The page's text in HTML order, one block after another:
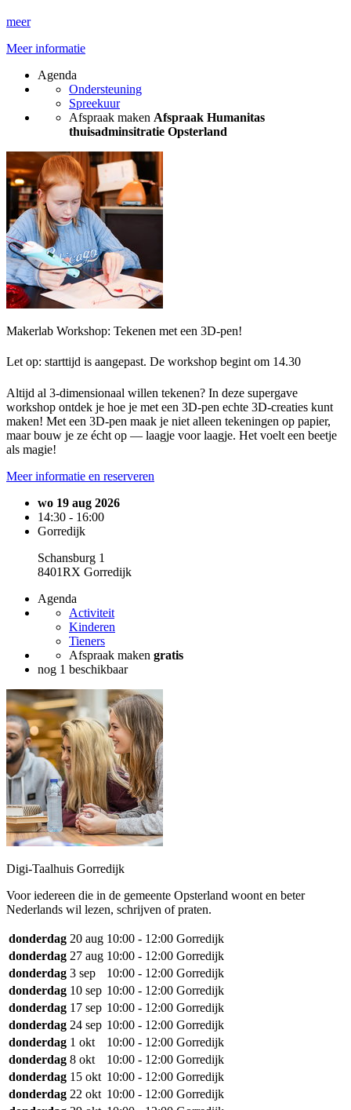
meer
Meer informatie
Agenda
Ondersteuning
Spreekuur
Afspraak maken Afspraak Humanitas
thuisadminsitratie Opsterland
Makerlab Workshop: Tekenen met een 3D-pen!
Let op: starttijd is aangepast. De workshop begint om 14.30
Altijd al 3-dimensionaal willen tekenen? In deze supergave
workshop ontdek je hoe je met een 3D-pen echte 3D-creaties kunt
maken! Met een 3D-pen maak je niet alleen tekeningen op papier,
maar bouw je ze écht op — laagje voor laagje. Het voelt een beetje
als magie!
Meer informatie en reserveren
wo 19 aug 2026
14:30 - 16:00
Gorredijk
Schansburg 1
8401RX Gorredijk
Agenda
Activiteit
Kinderen
Tieners
Afspraak maken gratis
nog 1 beschikbaar
Digi-Taalhuis Gorredijk
Voor iedereen die in de gemeente Opsterland woont en beter
Nederlands wil lezen, schrijven of praten.
donderdag 20 aug 10:00 - 12:00 Gorredijk
donderdag 27 aug 10:00 - 12:00 Gorredijk
donderdag 3 sep 10:00 - 12:00 Gorredijk
donderdag 10 sep 10:00 - 12:00 Gorredijk
donderdag 17 sep 10:00 - 12:00 Gorredijk
donderdag 24 sep 10:00 - 12:00 Gorredijk
donderdag 1 okt 10:00 - 12:00 Gorredijk
donderdag 8 okt 10:00 - 12:00 Gorredijk
donderdag 15 okt 10:00 - 12:00 Gorredijk
donderdag 22 okt 10:00 - 12:00 Gorredijk